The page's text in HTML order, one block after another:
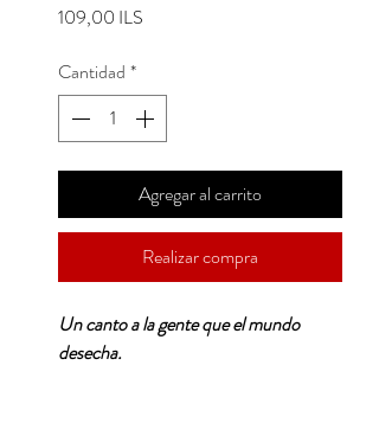
109,00 ILS
Cantidad *
Agregar al carrito
Realizar compra
Un canto a la gente que el mundo
desecha.